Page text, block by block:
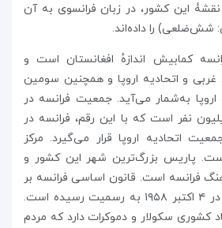
این کشور، در زبان فرانسوی به آن
کمابیش اندازهٔ افغانستان است و
غربی و اتحادیه اروپا و همچنین سومین
به‌شمار می‌آید. جمعیت فرانسه در
از مرز ۶۷ میلیون نفر است که با این رقم، فرانسه در
اتحادیه اروپا قرار می‌گیرد. مرکز
پاریس بزرگ‌ترین شهر این کشور و
فرانسه است. قانون اساسی فرانسه بر
اساس یک همه پرسی در ۴ اکتبر ۱۹۵۸ به رسمیت رسیده است.
کشوری سکولار و دموکرات دارد که مردم